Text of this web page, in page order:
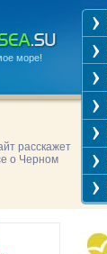
море!
расскажет
о Черном